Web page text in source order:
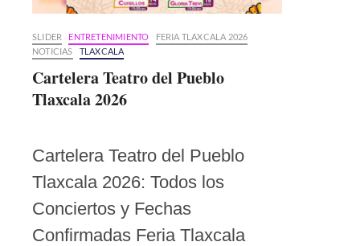
SLIDER ENTRETENIMIENTO
FERIA TLAXCALA 2026
NOTICIAS
TLAXCALA
Cartelera Teatro del Pueblo
Tlaxcala 2026
Cartelera Teatro del Pueblo
Tlaxcala 2026: Todos los
Conciertos y Fechas
Confirmadas Feria Tlaxcala